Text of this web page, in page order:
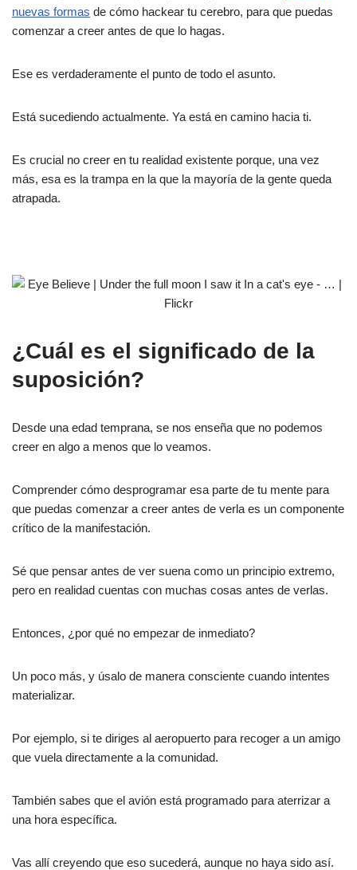
nuevas formas de cómo hackear tu cerebro, para que puedas
comenzar a creer antes de que lo hagas.
Ese es verdaderamente el punto de todo el asunto.
Está sucediendo actualmente. Ya está en camino hacia ti.
Es crucial no creer en tu realidad existente porque, una vez
más, esa es la trampa en la que la mayoría de la gente queda
atrapada.
¿Cuál es el significado de la
suposición?
Desde una edad temprana, se nos enseña que no podemos
creer en algo a menos que lo veamos.
Comprender cómo desprogramar esa parte de tu mente para
que puedas comenzar a creer antes de verla es un componente
crítico de la manifestación.
Sé que pensar antes de ver suena como un principio extremo,
pero en realidad cuentas con muchas cosas antes de verlas.
Entonces, ¿por qué no empezar de inmediato?
Un poco más, y úsalo de manera consciente cuando intentes
materializar.
Por ejemplo, si te diriges al aeropuerto para recoger a un amigo
que vuela directamente a la comunidad.
También sabes que el avión está programado para aterrizar a
una hora específica.
Vas allí creyendo que eso sucederá, aunque no haya sido así.